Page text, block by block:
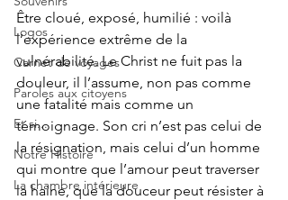
Logos
Carnet de voyages
Paroles aux citoyens
Et si...
Notre Histoire
La chambre intérieure
Être cloué, exposé, humilié : voilà
l’expérience extrême de la
vulnérabilité. Le Christ ne fuit pas la
douleur, il l’assume, non pas comme
une fatalité mais comme un
témoignage. Son cri n’est pas celui de
la résignation, mais celui d’un homme
qui montre que l’amour peut traverser
la haine, que la douceur peut résister à